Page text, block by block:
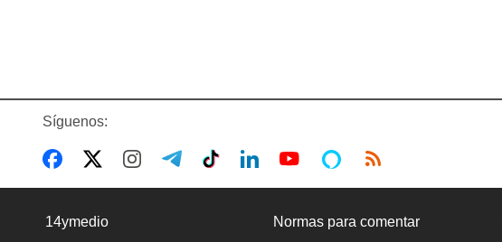
Síguenos:
14ymedio Normas para comentar